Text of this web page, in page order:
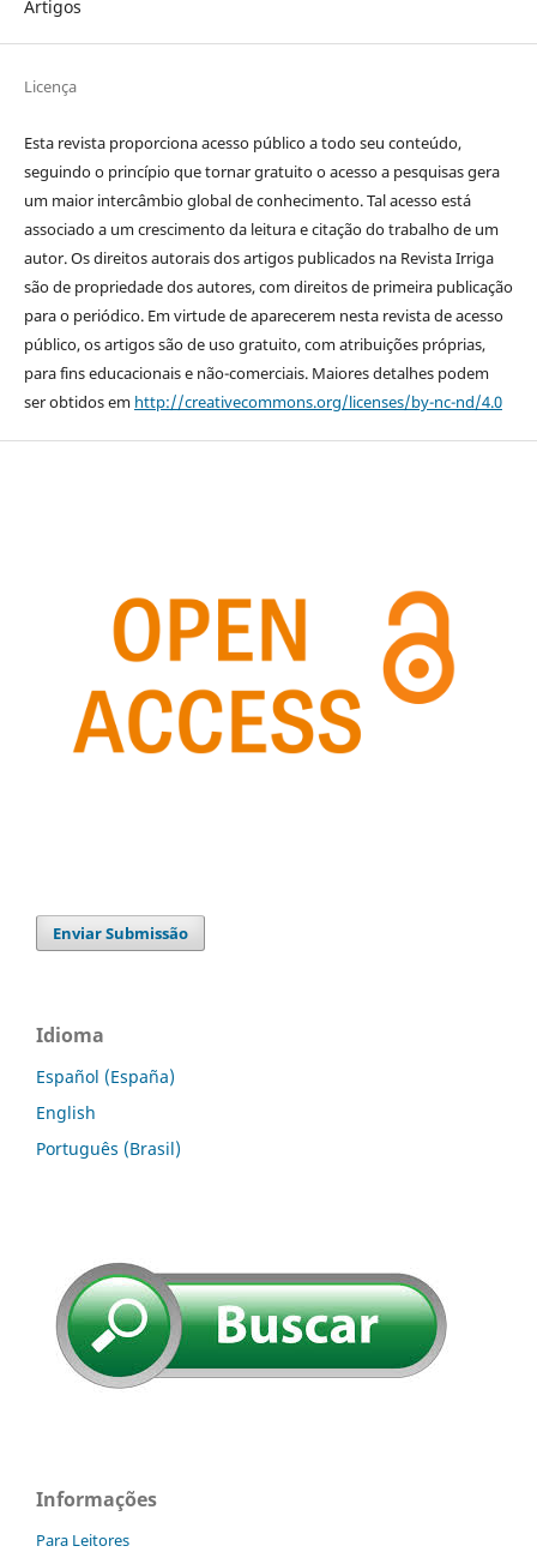
Artigos
Licença
Esta revista proporciona acesso público a todo seu conteúdo,
seguindo o princípio que tornar gratuito o acesso a pesquisas gera
um maior intercâmbio global de conhecimento. Tal acesso está
associado a um crescimento da leitura e citação do trabalho de um
autor. Os direitos autorais dos artigos publicados na Revista Irriga
são de propriedade dos autores, com direitos de primeira publicação
para o periódico. Em virtude de aparecerem nesta revista de acesso
público, os artigos são de uso gratuito, com atribuições próprias,
para fins educacionais e não-comerciais. Maiores detalhes podem
ser obtidos em http://creativecommons.org/licenses/by-nc-nd/4.0
Enviar Submissão
Idioma
Español (España)
English
Português (Brasil)
Informações
Para Leitores